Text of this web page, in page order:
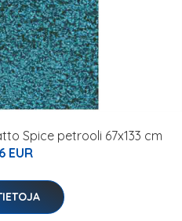
Spice petrooli 67x133 cm
EUR